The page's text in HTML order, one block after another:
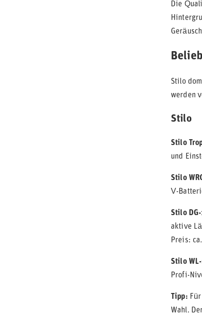
Die
Stilo
werden
Stilo
Stilo
und
Stilo
V-
Stilo
aktive
Preis:
Stilo
Profi-
Tipp:
Wahl.